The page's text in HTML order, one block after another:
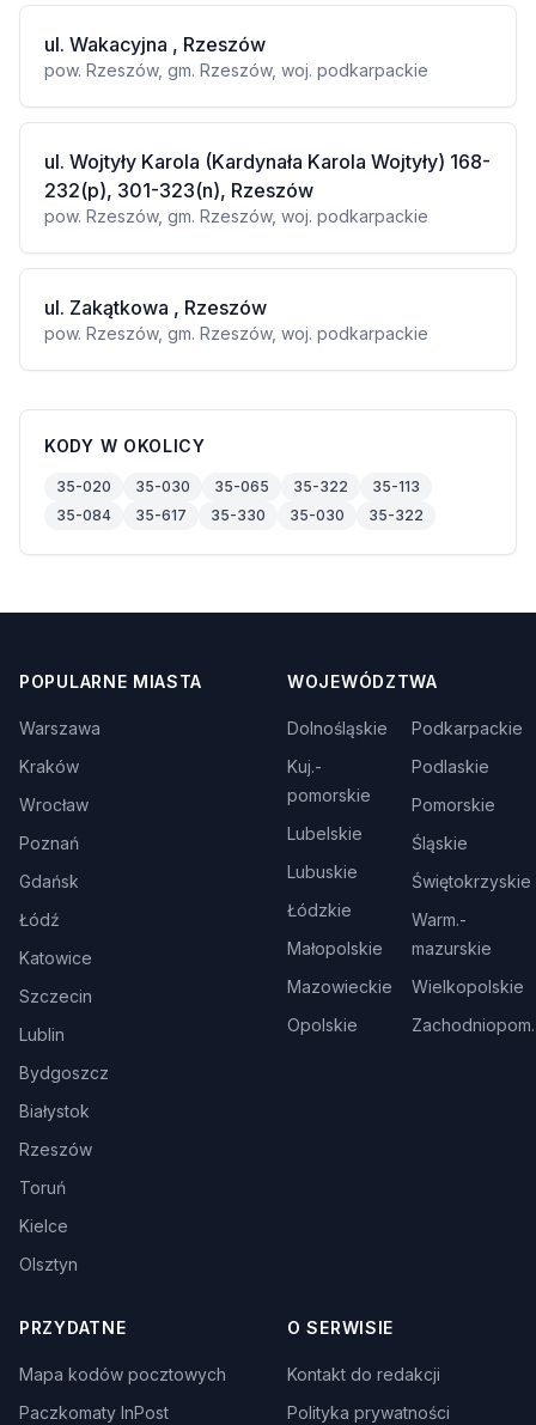
ul. Wakacyjna , Rzeszów
pow. Rzeszów, gm. Rzeszów, woj. podkarpackie
ul. Wojtyły Karola (Kardynała Karola Wojtyły) 168-
232(p), 301-323(n), Rzeszów
pow. Rzeszów, gm. Rzeszów, woj. podkarpackie
ul. Zakątkowa , Rzeszów
pow. Rzeszów, gm. Rzeszów, woj. podkarpackie
KODY W OKOLICY
35-020 35-030 35-065 35-322
35-113
35-084
35-617 35-330 35-030 35-322
POPULARNE MIASTA
Warszawa
Kraków
Wrocław
Poznań
Gdańsk
Łódź
Katowice
Szczecin
Lublin
Bydgoszcz
Białystok
Rzeszów
Toruń
Kielce
Olsztyn
WOJEWÓDZTWA
Dolnośląskie
Kuj.-
pomorskie
Lubelskie
Lubuskie
Łódzkie
Małopolskie
Mazowieckie
Opolskie
Podkarpackie
Podlaskie
Pomorskie
Śląskie
Świętokrzyskie
Warm.-
mazurskie
Wielkopolskie
Zachodniopom.
PRZYDATNE
Mapa kodów pocztowych
Paczkomaty InPost
O SERWISIE
Kontakt do redakcji
Polityka prywatności